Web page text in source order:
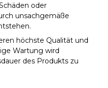
oder
unsachgemäße
höchste Qualität und
Wartung wird
des Produkts zu